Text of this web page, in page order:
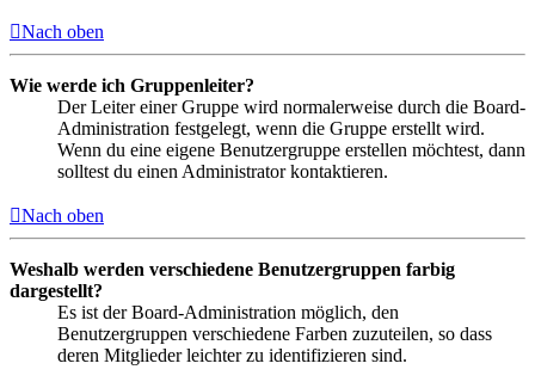
Nach oben
Wie werde ich Gruppenleiter?
Der Leiter einer Gruppe wird normalerweise durch die Board-
Administration festgelegt, wenn die Gruppe erstellt wird.
Wenn du eine eigene Benutzergruppe erstellen möchtest, dann
solltest du einen Administrator kontaktieren.
Nach oben
Weshalb werden verschiedene Benutzergruppen farbig
dargestellt?
Es ist der Board-Administration möglich, den
Benutzergruppen verschiedene Farben zuzuteilen, so dass
deren Mitglieder leichter zu identifizieren sind.